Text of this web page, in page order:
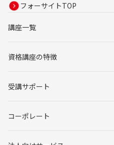
フォーサイトTOP
講座一覧
資格講座の特徴
受講サポート
コーポレート